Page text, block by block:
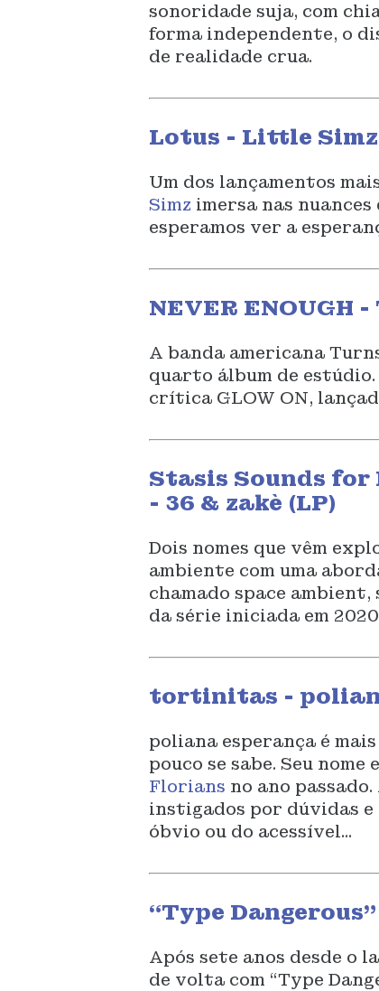
sonoridade suja, com
forma independente, o
de realidade crua.
Lotus - Little Simz
Um dos lançamentos
Simz imersa nas nuances
esperamos ver a
NEVER ENOUGH
A banda americana
quarto álbum de estúdio.
crítica GLOW ON,
Stasis Sounds
- 36 & zakè (LP)
Dois nomes que vêm
ambiente com uma
chamado space ambient,
da série iniciada em
tortinitas -
poliana esperança é
pouco se sabe. Seu
Florians no ano
instigados por dúvidas
óbvio ou do acessível...
“Type
Após sete anos desde o
de volta com “Type